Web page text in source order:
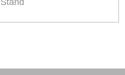
Stand